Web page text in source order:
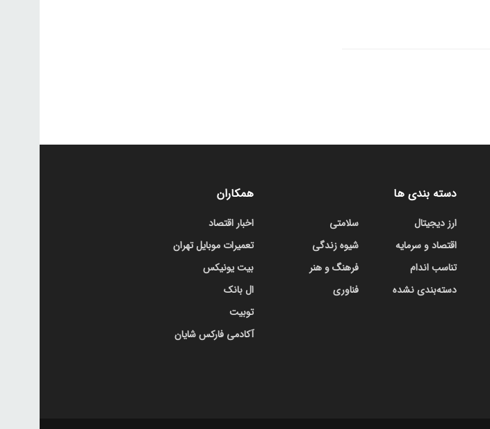
دسته بندی ها
ارز دیجیتال
اقتصاد و سرمایه
تناسب اندام
دسته‌بندی نشده
سلامتی
شیوه زندگی
فرهنگ و هنر
فناوری
همکاران
اخبار اقتصاد
تعمیرات موبایل تهران
بیت یونیکس
ال بانک
توبیت
آکادمی فارکس شایان